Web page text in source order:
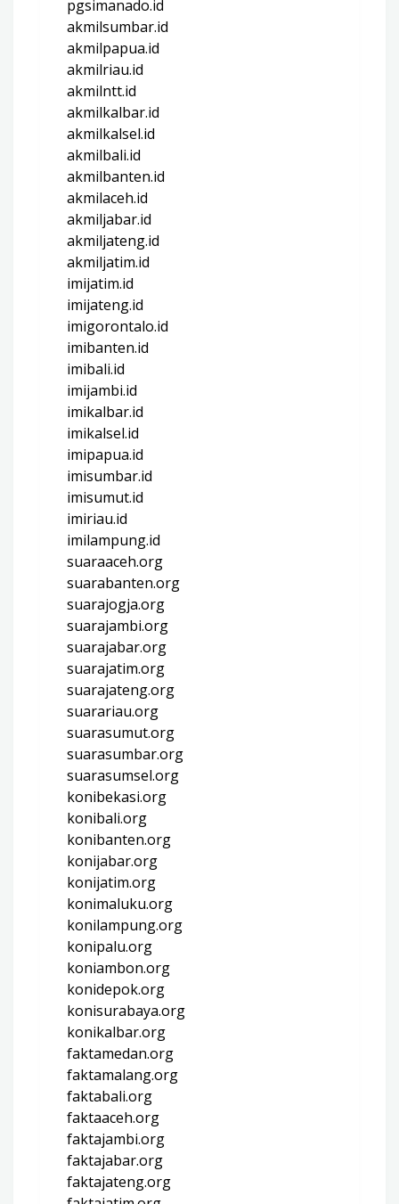
pgsimanado.id
akmilsumbar.id
akmilpapua.id
akmilriau.id
akmilntt.id
akmilkalbar.id
akmilkalsel.id
akmilbali.id
akmilbanten.id
akmilaceh.id
akmiljabar.id
akmiljateng.id
akmiljatim.id
imijatim.id
imijateng.id
imigorontalo.id
imibanten.id
imibali.id
imijambi.id
imikalbar.id
imikalsel.id
imipapua.id
imisumbar.id
imisumut.id
imiriau.id
imilampung.id
suaraaceh.org
suarabanten.org
suarajogja.org
suarajambi.org
suarajabar.org
suarajatim.org
suarajateng.org
suarariau.org
suarasumut.org
suarasumbar.org
suarasumsel.org
konibekasi.org
konibali.org
konibanten.org
konijabar.org
konijatim.org
konimaluku.org
konilampung.org
konipalu.org
koniambon.org
konidepok.org
konisurabaya.org
konikalbar.org
faktamedan.org
faktamalang.org
faktabali.org
faktaaceh.org
faktajambi.org
faktajabar.org
faktajateng.org